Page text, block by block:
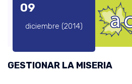
09
diciembre (2014)
GESTIONAR LA MISERIA